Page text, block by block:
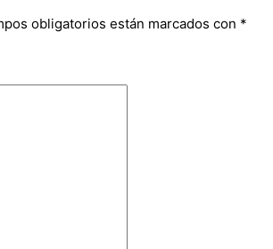
obligatorios están marcados con *